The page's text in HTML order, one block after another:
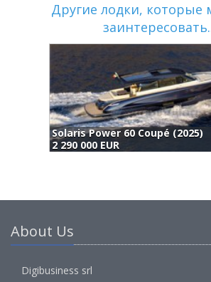
Другие лодки, которые
Solaris Power 60 Coupé (2025)
2 290 000 EUR
About Us
Digibusiness srl